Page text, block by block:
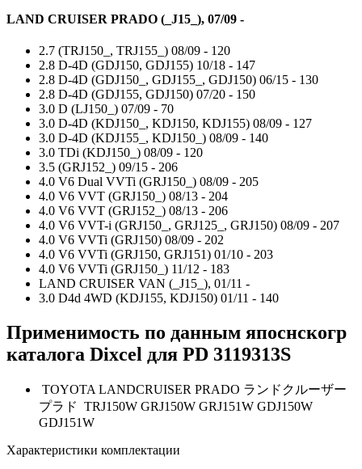
LAND CRUISER PRADO (_J15_), 07/09 -
2.7 (TRJ150_, TRJ155_) 08/09 - 120
2.8 D-4D (GDJ150, GDJ155) 10/18 - 147
2.8 D-4D (GDJ150_, GDJ155_, GDJ150) 06/15 - 130
2.8 D-4D (GDJ155, GDJ150) 07/20 - 150
3.0 D (LJ150_) 07/09 - 70
3.0 D-4D (KDJ150_, KDJ150, KDJ155) 08/09 - 127
3.0 D-4D (KDJ155_, KDJ150_) 08/09 - 140
3.0 TDi (KDJ150_) 08/09 - 120
3.5 (GRJ152_) 09/15 - 206
4.0 V6 Dual VVTi (GRJ150_) 08/09 - 205
4.0 V6 VVT (GRJ150_) 08/13 - 204
4.0 V6 VVT (GRJ152_) 08/13 - 206
4.0 V6 VVT-i (GRJ150_, GRJ125_, GRJ150) 08/09 - 207
4.0 V6 VVTi (GRJ150) 08/09 - 202
4.0 V6 VVTi (GRJ150, GRJ151) 01/10 - 203
4.0 V6 VVTi (GRJ150_) 11/12 - 183
LAND CRUISER VAN (_J15_), 01/11 -
3.0 D4d 4WD (KDJ155, KDJ150) 01/11 - 140
Применимость по данным япоснскогр
каталога Dixcel для PD 3119313S
TOYOTA LANDCRUISER PRADO ランドクルーザー
プラド TRJ150W GRJ150W GRJ151W GDJ150W
GDJ151W
Характеристики комплектации